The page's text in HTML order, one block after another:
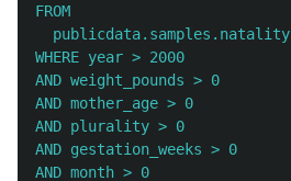
FROM
  publicdata.samples.natality
WHERE year > 2000
AND weight_pounds > 0
AND mother_age > 0
AND plurality > 0
AND gestation_weeks > 0
AND month > 0